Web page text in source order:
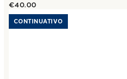
€40.00
Link to "Asciugamano con
CONTINUATIVO